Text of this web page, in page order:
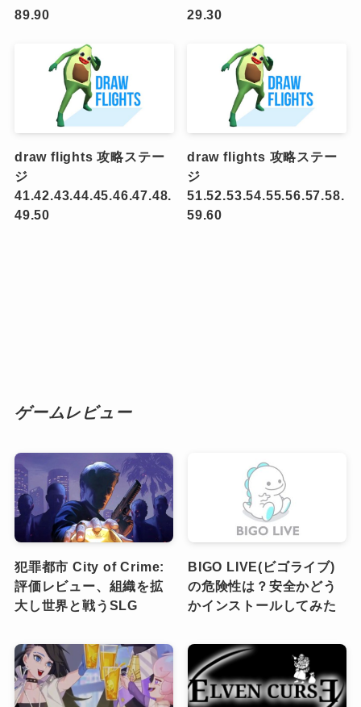
89.90
29.30
draw flights 攻略ステー
ジ
41.42.43.44.45.46.47.48.
49.50
draw flights 攻略ステー
ジ
51.52.53.54.55.56.57.58.
59.60
ゲームレビュー
犯罪都市 City of Crime:
評価レビュー、組織を拡
大し世界と戦うSLG
BIGO LIVE(ビゴライブ)
の危険性は？安全かどう
かインストールしてみた